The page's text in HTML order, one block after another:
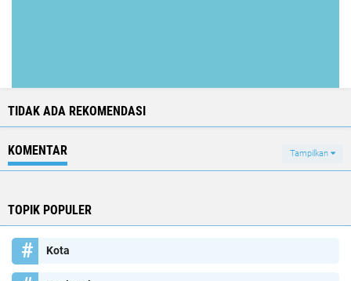
TIDAK ADA REKOMENDASI
KOMENTAR Tampilkan
TOPIK POPULER
Kota